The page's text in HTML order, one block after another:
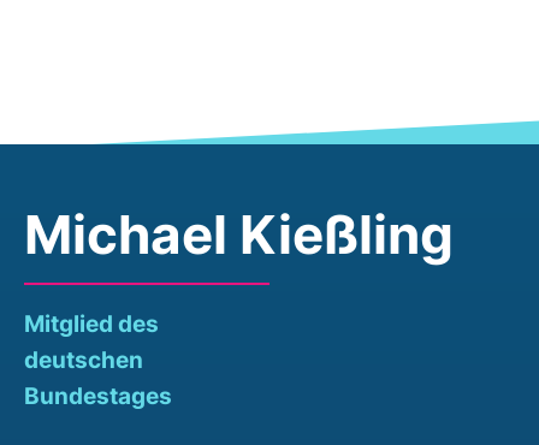
Michael Kießling
Mitglied des
deutschen
Bundestages